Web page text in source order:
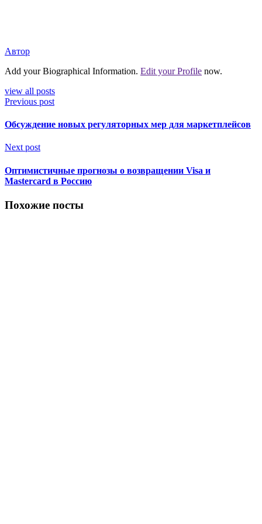
Автор
Add your Biographical Information. Edit your Profile now.
view all posts
Previous post
Обсуждение новых регуляторных мер для маркетплейсов
Next post
Оптимистичные прогнозы о возвращении Visa и
Mastercard в Россию
Похожие посты